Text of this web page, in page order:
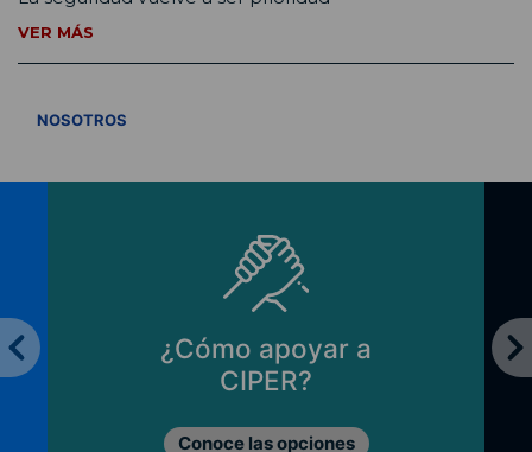
VER MÁS
NOSOTROS
¿Cómo apoyar a
CIPER?
Conoce las opciones